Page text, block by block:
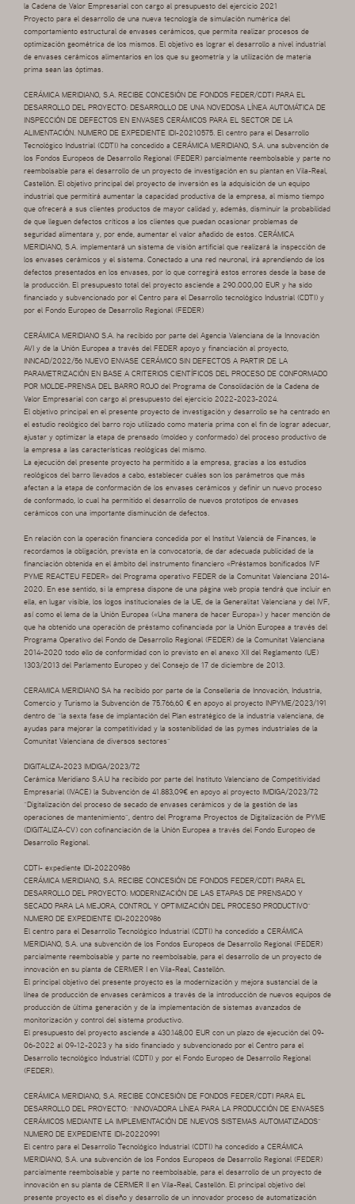
la Cadena de Valor Empresarial con cargo al presupuesto del ejercicio 2021
Proyecto para el desarrollo de una nueva tecnología de simulación numérica del
comportamiento estructural de envases cerámicos, que permita realizar procesos de
optimización geométrica de los mismos. El objetivo es lograr el desarrollo a nivel industrial
de envases cerámicos alimentarios en los que su geometría y la utilización de materia
prima sean las óptimas.
CERÁMICA MERIDIANO, S.A. RECIBE CONCESIÓN DE FONDOS FEDER/CDTI PARA EL
DESARROLLO DEL PROYECTO: DESARROLLO DE UNA NOVEDOSA LÍNEA AUTOMÁTICA DE
INSPECCIÓN DE DEFECTOS EN ENVASES CERÁMICOS PARA EL SECTOR DE LA
ALIMENTACIÓN. NUMERO DE EXPEDIENTE IDI-20210575. El centro para el Desarrollo
Tecnológico Industrial (CDTI) ha concedido a CERÁMICA MERIDIANO, S.A. una subvención de
los Fondos Europeos de Desarrollo Regional (FEDER) parcialmente reembolsable y parte no
reembolsable para el desarrollo de un proyecto de investigación en su plantan en Vila-Real,
Castellón. El objetivo principal del proyecto de inversión es la adquisición de un equipo
industrial que permitirá aumentar la capacidad productiva de la empresa, al mismo tiempo
que ofrecerá a sus clientes productos de mayor calidad y, además, disminuir la probabilidad
de que lleguen defectos críticos a los clientes que puedan ocasionar problemas de
seguridad alimentara y, por ende, aumentar el valor añadido de estos. CERÁMICA
MERIDIANO, S.A. implementará un sistema de visión artificial que realizará la inspección de
los envases cerámicos y el sistema. Conectado a una red neuronal, irá aprendiendo de los
defectos presentados en los envases, por lo que corregirá estos errores desde la base de
la producción. El presupuesto total del proyecto asciende a 290.000,00 EUR y ha sido
financiado y subvencionado por el Centro para el Desarrollo tecnológico Industrial (CDTI) y
por el Fondo Europeo de Desarrollo Regional (FEDER)
CERÁMICA MERIDIANO S.A. ha recibido por parte del Agencia Valenciana de la Innovación
AVI y de la Unión Europea a través del FEDER apoyo y financiación al proyecto,
INNCAD/2022/56 NUEVO ENVASE CERÁMICO SIN DEFECTOS A PARTIR DE LA
PARAMETRIZACIÓN EN BASE A CRITERIOS CIENTÍFICOS DEL PROCESO DE CONFORMADO
POR MOLDE-PRENSA DEL BARRO ROJO del Programa de Consolidación de la Cadena de
Valor Empresarial con cargo al presupuesto del ejercicio 2022-2023-2024.
El objetivo principal en el presente proyecto de investigación y desarrollo se ha centrado en
el estudio reológico del barro rojo utilizado como materia prima con el fin de lograr adecuar,
ajustar y optimizar la etapa de prensado (moldeo y conformado) del proceso productivo de
la empresa a las características reológicas del mismo.
La ejecución del presente proyecto ha permitido a la empresa, gracias a los estudios
reológicos del barro llevados a cabo, establecer cuáles son los parámetros que más
afectan a la etapa de conformación de los envases cerámicos y definir un nuevo proceso
de conformado, lo cual ha permitido el desarrollo de nuevos prototipos de envases
cerámicos con una importante disminución de defectos.
En relación con la operación financiera concedida por el Institut Valencià de Finances, le
recordamos la obligación, prevista en la convocatoria, de dar adecuada publicidad de la
financiación obtenida en el ámbito del instrumento financiero «Préstamos bonificados IVF
PYME REACTEU FEDER» del Programa operativo FEDER de la Comunitat Valenciana 2014-
2020. En ese sentido, si la empresa dispone de una página web propia tendrá que incluir en
ella, en lugar visible, los logos institucionales de la UE, de la Generalitat Valenciana y del IVF,
así como el lema de la Unión Europea («Una manera de hacer Europa») y hacer mención de
que ha obtenido una operación de préstamo cofinanciada por la Unión Europea a través del
Programa Operativo del Fondo de Desarrollo Regional (FEDER) de la Comunitat Valenciana
2014-2020 todo ello de conformidad con lo previsto en el anexo XII del Reglamento (UE)
1303/2013 del Parlamento Europeo y del Consejo de 17 de diciembre de 2013.
CERAMICA MERIDIANO SA ha recibido por parte de la Conselleria de Innovación, Industria,
Comercio y Turismo la Subvención de 75.766,60 € en apoyo al proyecto INPYME/2023/191
dentro de “la sexta fase de implantación del Plan estratégico de la industria valenciana, de
ayudas para mejorar la competitividad y la sostenibilidad de las pymes industriales de la
Comunitat Valenciana de diversos sectores”
DIGITALIZA-2023 IMDIGA/2023/72
Cerámica Meridiano S.A.U ha recibido por parte del Instituto Valenciano de Competitividad
Empresarial (IVACE) la Subvención de 41.883,09€ en apoyo al proyecto IMDIGA/2023/72
“Digitalización del proceso de secado de envases cerámicos y de la gestión de las
operaciones de mantenimiento”, dentro del Programa Proyectos de Digitalización de PYME
(DIGITALIZA-CV) con cofinanciación de la Unión Europea a través del Fondo Europeo de
Desarrollo Regional.
CDTI- expediente IDI-20220986
CERÁMICA MERIDIANO, S.A. RECIBE CONCESIÓN DE FONDOS FEDER/CDTI PARA EL
DESARROLLO DEL PROYECTO: MODERNIZACIÓN DE LAS ETAPAS DE PRENSADO Y
SECADO PARA LA MEJORA, CONTROL Y OPTIMIZACIÓN DEL PROCESO PRODUCTIVO”
NUMERO DE EXPEDIENTE IDI-20220986
El centro para el Desarrollo Tecnológico Industrial (CDTI) ha concedido a CERÁMICA
MERIDIANO, S.A. una subvención de los Fondos Europeos de Desarrollo Regional (FEDER)
parcialmente reembolsable y parte no reembolsable, para el desarrollo de un proyecto de
innovación en su planta de CERMER I en Vila-Real, Castellón.
El principal objetivo del presente proyecto es la modernización y mejora sustancial de la
línea de producción de envases cerámicos a través de la introducción de nuevos equipos de
producción de última generación y de la implementación de sistemas avanzados de
monitorización y control del sistema productivo.
El presupuesto del proyecto asciende a 430.148,00 EUR con un plazo de ejecución del 09-
06-2022 al 09-12-2023 y ha sido financiado y subvencionado por el Centro para el
Desarrollo tecnológico Industrial (CDTI) y por el Fondo Europeo de Desarrollo Regional
(FEDER).
CERÁMICA MERIDIANO, S.A. RECIBE CONCESIÓN DE FONDOS FEDER/CDTI PARA EL
DESARROLLO DEL PROYECTO: “INNOVADORA LÍNEA PARA LA PRODUCCIÓN DE ENVASES
CERÁMICOS MEDIANTE LA IMPLEMENTACIÓN DE NUEVOS SISTEMAS AUTOMATIZADOS”
NUMERO DE EXPEDIENTE IDI-20220991
El centro para el Desarrollo Tecnológico Industrial (CDTI) ha concedido a CERÁMICA
MERIDIANO, S.A. una subvención de los Fondos Europeos de Desarrollo Regional (FEDER)
parcialmente reembolsable y parte no reembolsable, para el desarrollo de un proyecto de
innovación en su planta de CERMER II en Vila-Real, Castellón. El principal objetivo del
presente proyecto es el diseño y desarrollo de un innovador proceso de automatización